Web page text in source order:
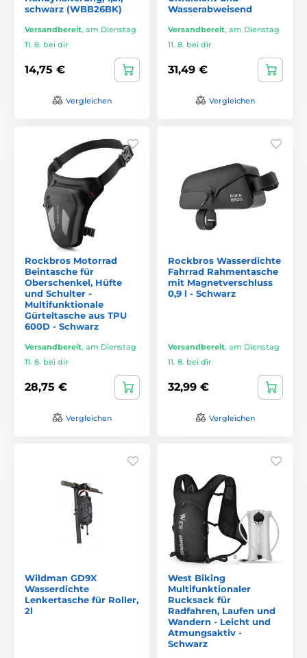
schwarz (WBB26BK)
Versandbereit, am Dienstag
11. 8. bei dir
14,75 €
Vergleichen
Wasserabweisend
Versandbereit, am Dienstag
11. 8. bei dir
31,49 €
Vergleichen
Rockbros Motorrad
Beintasche für
Oberschenkel, Hüfte
und Schulter -
Multifunktionale
Gürteltasche aus TPU
600D - Schwarz
Versandbereit, am Dienstag
11. 8. bei dir
28,75 €
Vergleichen
Rockbros Wasserdichte
Fahrrad Rahmentasche
mit Magnetverschluss
0,9 l - Schwarz
Versandbereit, am Dienstag
11. 8. bei dir
32,99 €
Vergleichen
Wildman GD9X
Wasserdichte
Lenkertasche für Roller,
2l
West Biking
Multifunktionaler
Rucksack für
Radfahren, Laufen und
Wandern - Leicht und
Atmungsaktiv -
Schwarz